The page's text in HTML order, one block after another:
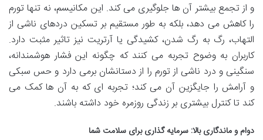
و از تجمع بیشتر آن ها جلوگیری می کند. این مکانیسم، نه تنها تورم
را کاهش می دهد، بلکه به طور مستقیم بر تسکین دردهای ناشی از
التهاب، رگ به رگ شدن، کشیدگی یا آرتریت نیز تاثیر مثبت دارد.
کاربران به وضوح تجربه می کنند که چگونه این فشار هوشمندانه،
سنگینی و درد ناشی از تورم را از دستانشان برمی دارد و حس سبکی
و آرامش را جایگزین آن می کند؛ تجربه ای که به آن ها کمک می
کند تا کنترل بیشتری بر زندگی روزمره خود داشته باشند.
دوام و ماندگاری بالا: سرمایه گذاری برای سلامت شما